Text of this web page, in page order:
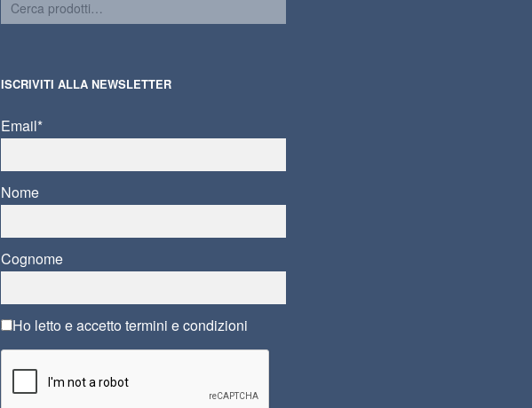
ISCRIVITI ALLA NEWSLETTER
Email*
Nome
Cognome
Ho letto e accetto termini e condizioni